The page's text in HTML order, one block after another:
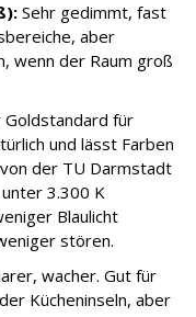
Sehr gedimmt, fast
aber
wenn der Raum groß
Goldstandard für
und lässt Farben
der TU Darmstadt
3.300 K
Blaulicht
stören.
wacher. Gut für
Kücheninseln, aber